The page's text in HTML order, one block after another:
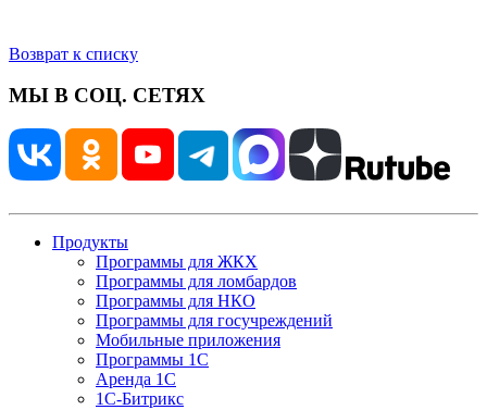
Возврат к списку
МЫ В СОЦ. СЕТЯХ
Продукты
Программы для ЖКХ
Программы для ломбардов
Программы для НКО
Программы для госучреждений
Мобильные приложения
Программы 1С
Аренда 1С
1С-Битрикс